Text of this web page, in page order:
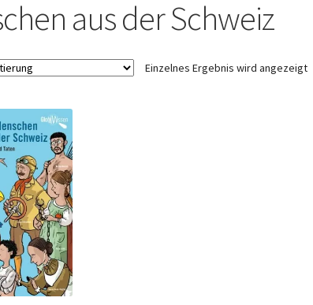
aus der Schweiz
Einzelnes Ergebnis wird angezeigt